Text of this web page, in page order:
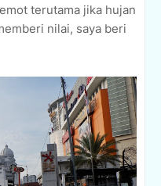
terutama jika hujan
nilai, saya beri